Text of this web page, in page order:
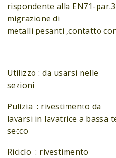
rispondente alla EN71-
migrazione di
metalli pesanti ,contatto
Utilizzo : da usarsi nelle
sezioni
Pulizia : rivestimento da
lavarsi in lavatrice a bassa
secco
Riciclo : rivestimento